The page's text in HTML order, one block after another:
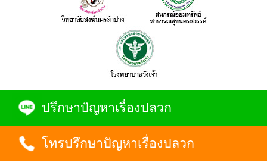
ปรึกษาปัญหาเรื่องปลวก
โทรปรึกษาปัญหาเรื่องปลวก